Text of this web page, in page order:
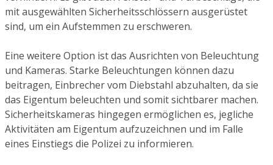
mit ausgewählten Sicherheitsschlössern ausgerüstet
sind, um ein Aufstemmen zu erschweren.
Eine weitere Option ist das Ausrichten von Beleuchtung
und Kameras. Starke Beleuchtungen können dazu
beitragen, Einbrecher vom Diebstahl abzuhalten, da sie
das Eigentum beleuchten und somit sichtbarer machen.
Sicherheitskameras hingegen ermöglichen es, jegliche
Aktivitäten am Eigentum aufzuzeichnen und im Falle
eines Einstiegs die Polizei zu informieren.